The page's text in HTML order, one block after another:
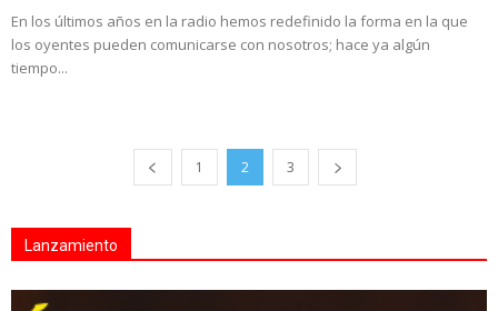
En los últimos años en la radio hemos redefinido la forma en la que
los oyentes pueden comunicarse con nosotros; hace ya algún
tiempo...
1 2 3
Lanzamiento